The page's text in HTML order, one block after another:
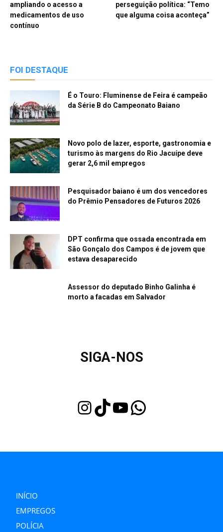
ampliando o acesso a
medicamentos de uso
contínuo
perseguição política: “Temo
que alguma coisa aconteça”
FOI DESTAQUE
É o Touro: Fluminense de Feira é campeão
da Série B do Campeonato Baiano
Novo polo de lazer, esporte, gastronomia e
turismo às margens do Rio Jacuípe deve
gerar 2,6 mil empregos
Pesquisador baiano é um dos vencedores
do Prêmio Pensadores de Futuros 2026
DPT confirma que ossada encontrada em
São Gonçalo dos Campos é de jovem que
estava desaparecido
Assessor do deputado Binho Galinha é
morto a facadas em Salvador
SIGA-NOS
InstagramTikTok Youtube WhatsApp
INÍCIO
EMPREGOS
POLÍCIA